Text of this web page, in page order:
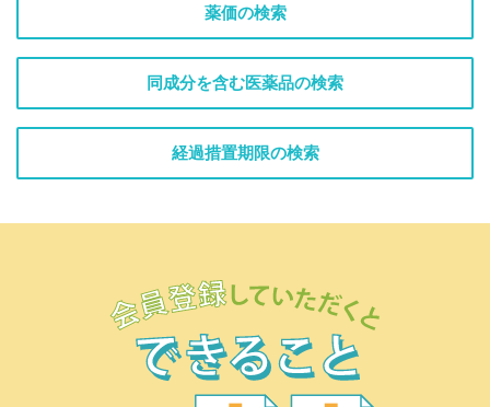
薬価の検索
同成分を含む医薬品の検索
経過措置期限の検索